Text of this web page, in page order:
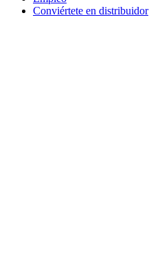
Conviértete en distribuidor